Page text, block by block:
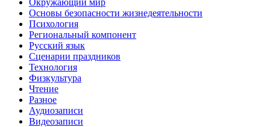
Основы безопасности жизнедеятельности
Психология
Региональный компонент
Русский язык
Сценарии праздников
Технология
Физкультура
Чтение
Разное
Аудиозаписи
Видеозаписи